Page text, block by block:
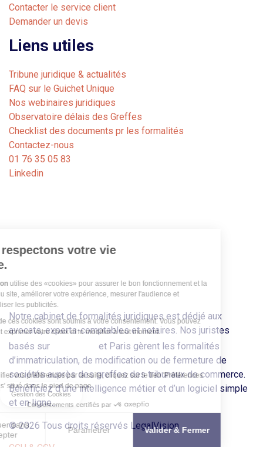
Nous respectons votre vie
LegalVisionutilise des «cookies» pour assurer le bon fonctionnement et la
sécurité du site, améliorer votre expérience, mesurer l'audience et
personnaliser les publicités.
Certains de ces cookies sont soumis à votre consentement. Vous pouvez
facilement exprimer votre choix et le modifier à tout moment.
Merci.
Pour modifier vos préférences par la suite, cliquez sur le lien 'Préférences
de cookies' situé dans le pied de page.
Consentements certifiés par
Continuer sans
Paramétrer Valider & Fermer
Gestion des Cookies
Contacter le service client
Demander un devis
Liens utiles
Tribune juridique & actualités
FAQ sur le Guichet Unique
Nos webinaires juridiques
Observatoire délais des Greffes
Checklist des documents pr les formalités
Contactez-nous
01 76 35 05 83
Linkedin
Notre cabinet de formalités juridiques est dédié aux
avocats, experts-comptables et notaires. Nos juristes
basés sur
et Paris gèrent les formalités
d’immatriculation, de modification ou de fermeture de
sociétés auprès des greffes des tribunaux de commerce.
Bénéficiez d’une intelligence métier et d’un logiciel simple
et en ligne...
© 2026 Tous droits réservés LegalVision
CGU & CGV